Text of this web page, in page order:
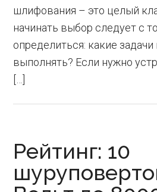
шлифования – это целый
начинать выбор следует с
определиться: какие
выполнять? Если нужно
Рейтинг: 10